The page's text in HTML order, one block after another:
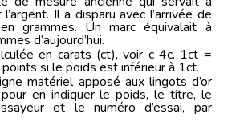
Il a disparu avec l’arrivée de
grammes. Un marc équivalait à
d’aujourd’hui.
en carats (ct), voir c 4c. 1ct =
si le poids est inférieur à 1ct.
matériel apposé aux lingots d’or
en indiquer le poids, le titre, le
et le numéro d’essai, par